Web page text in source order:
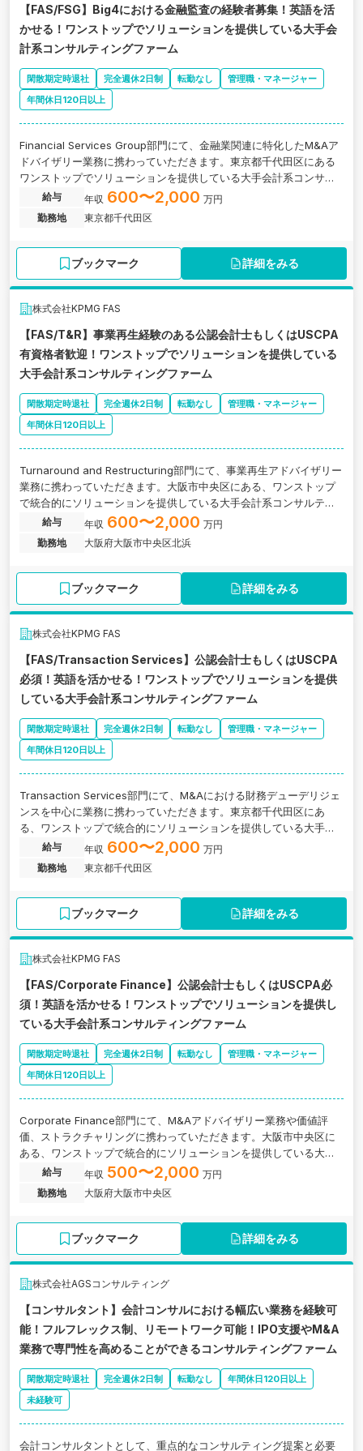
【FAS/FSG】Big4における金融監査の経験者募集！英語を活
かせる！ワンストップでソリューションを提供している大手会
計系コンサルティングファーム
閑散期定時退社 完全週休2日制 転勤なし
管理職・マネージャー
年間休日120日以上
Financial Services Group部門にて、金融業関連に特化したM&Aア
ドバイザリー業務に携わっていただきます。東京都千代田区にある
ワンストップでソリューションを提供している大手会計系コンサル
ティングファームの求人です。
給与 年収 600〜2,000 万円
勤務地
東京都千代田区
ブックマーク 詳細をみる
株式会社KPMG FAS
【FAS/T&R】事業再生経験のある公認会計士もしくはUSCPA
有資格者歓迎！ワンストップでソリューションを提供している
大手会計系コンサルティングファーム
閑散期定時退社 完全週休2日制 転勤なし
管理職・マネージャー
年間休日120日以上
Turnaround and Restructuring部門にて、事業再生アドバイザリー
業務に携わっていただきます。大阪市中央区にある、ワンストップ
で統合的にソリューションを提供している大手会計系コンサルティ
ングファームの求人です。
給与 年収 600〜2,000 万円
勤務地
大阪府大阪市中央区北浜
ブックマーク 詳細をみる
株式会社KPMG FAS
【FAS/Transaction Services】公認会計士もしくはUSCPA
必須！英語を活かせる！ワンストップでソリューションを提供
している大手会計系コンサルティングファーム
閑散期定時退社 完全週休2日制 転勤なし
管理職・マネージャー
年間休日120日以上
Transaction Services部門にて、M&Aにおける財務デューデリジェ
ンスを中心に業務に携わっていただきます。東京都千代田区にあ
る、ワンストップで統合的にソリューションを提供している大手会
計系コンサルティングファームの求人です。
給与 年収 600〜2,000 万円
勤務地
東京都千代田区
ブックマーク 詳細をみる
株式会社KPMG FAS
【FAS/Corporate Finance】公認会計士もしくはUSCPA必
須！英語を活かせる！ワンストップでソリューションを提供し
ている大手会計系コンサルティングファーム
閑散期定時退社 完全週休2日制 転勤なし
管理職・マネージャー
年間休日120日以上
Corporate Finance部門にて、M&Aアドバイザリー業務や価値評
価、ストラクチャリングに携わっていただきます。大阪市中央区に
ある、ワンストップで統合的にソリューションを提供している大手
会計系コンサルティングファームの求人です。
給与 年収 500〜2,000 万円
勤務地
大阪府大阪市中央区
ブックマーク 詳細をみる
株式会社AGSコンサルティング
【コンサルタント】会計コンサルにおける幅広い業務を経験可
能！フルフレックス制、リモートワーク可能！IPO支援やM&A
業務で専門性を高めることができるコンサルティングファーム
閑散期定時退社 完全週休2日制 転勤なし
年間休日120日以上
未経験可
会計コンサルタントとして、重点的なコンサルティング提案と必要